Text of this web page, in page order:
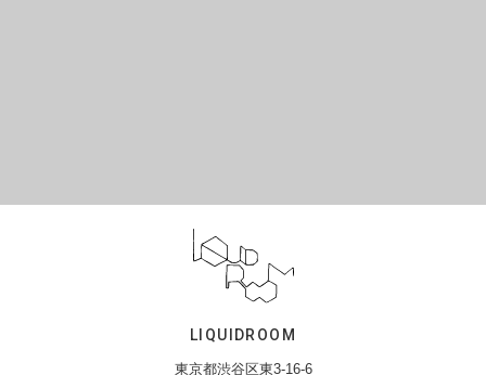
LIQUIDROOM
東京都渋谷区東3-16-6